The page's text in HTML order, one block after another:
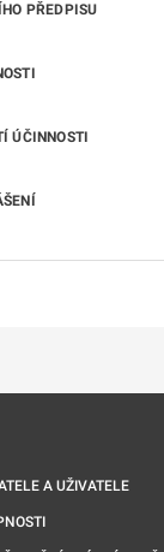
A UŽIVATELE